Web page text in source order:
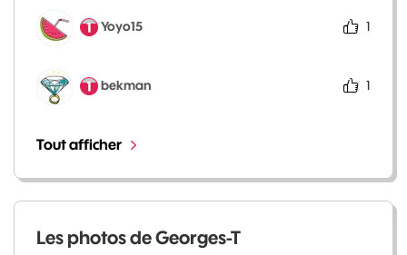
Yoyo15 1
bekman 1
Tout afficher
Les photos de Georges-T